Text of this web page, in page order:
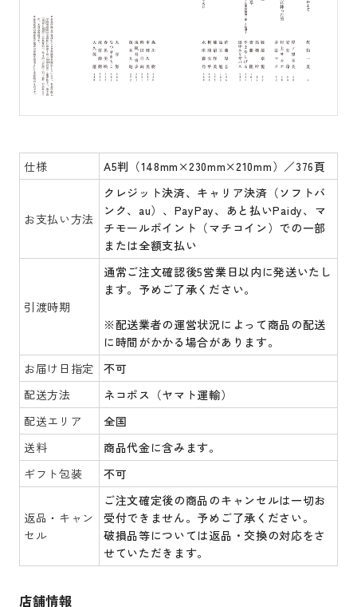
仕様 A5判（148mm×230mm×210mm）／376頁
お支払い方法
クレジット決済、キャリア決済（ソフトバ
ンク、au）、PayPay、あと払いPaidy、マ
チモールポイント（マチコイン）での一部
または全額支払い
引渡時期
通常ご注文確認後5営業日以内に発送いたし
ます。予めご了承ください。
※配送業者の運営状況によって商品の配送
に時間がかかる場合があります。
お届け日指定
不可
配送方法
ネコポス（ヤマト運輸）
配送エリア
全国
送料
商品代金に含みます。
ギフト包装
不可
返品・キャン
セル
ご注文確定後の商品のキャンセルは一切お
受付できません。予めご了承ください。
破損品等については返品・交換の対応をさ
せていただきます。
店舗情報